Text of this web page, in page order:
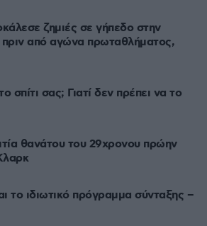
ζημιές σε γήπεδο στην
από αγώνα πρωταθλήματος,
σπίτι σας; Γιατί δεν πρέπει να το
θανάτου του 29χρονου πρώην
το ιδιωτικό πρόγραμμα σύνταξης –